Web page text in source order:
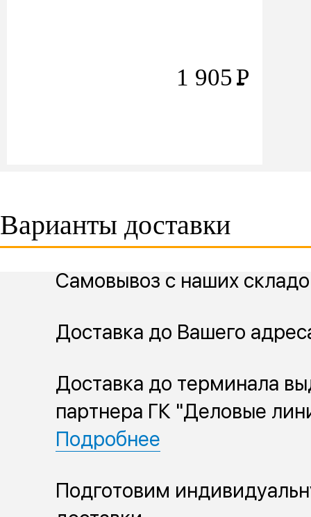
1 905Р
Варианты доставки
Самовывоз с наших
Доставка до Вашего
Доставка до терминала
партнера ГК "Деловые
Подробнее
Подготовим